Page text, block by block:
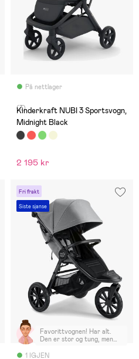
På nettlager
(3)
Kinderkraft NUBI 3 Sportsvogn,
Midnight Black
2 195 kr
Fri frakt
Siste sjanse
1 IGJEN
Favorittvognen! Har alt.
Den er stor og tung, men
Ergobaby metro+ til